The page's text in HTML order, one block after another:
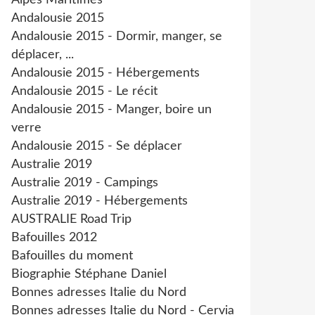
Andalousie 2015
Andalousie 2015 - Dormir, manger, se
déplacer, ...
Andalousie 2015 - Hébergements
Andalousie 2015 - Le récit
Andalousie 2015 - Manger, boire un
verre
Andalousie 2015 - Se déplacer
Australie 2019
Australie 2019 - Campings
Australie 2019 - Hébergements
AUSTRALIE Road Trip
Bafouilles 2012
Bafouilles du moment
Biographie Stéphane Daniel
Bonnes adresses Italie du Nord
Bonnes adresses Italie du Nord - Cervia